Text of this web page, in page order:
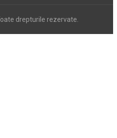
drepturile rezervate.